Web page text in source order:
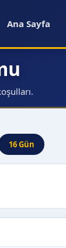
Ana Sayfa
16 Gün